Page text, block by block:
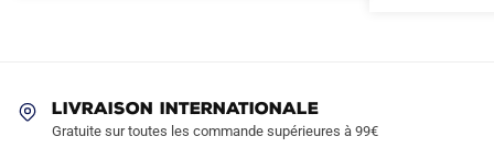
choisies
LIVRAISON INTERNATIONALE
Gratuite sur toutes les commande supérieures à 99€